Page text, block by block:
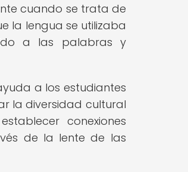
cuando se trata de
la lengua se utilizaba
a las palabras y
a los estudiantes
la diversidad cultural
conexiones
de la lente de las